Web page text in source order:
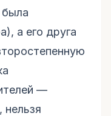
была
а его друга
—